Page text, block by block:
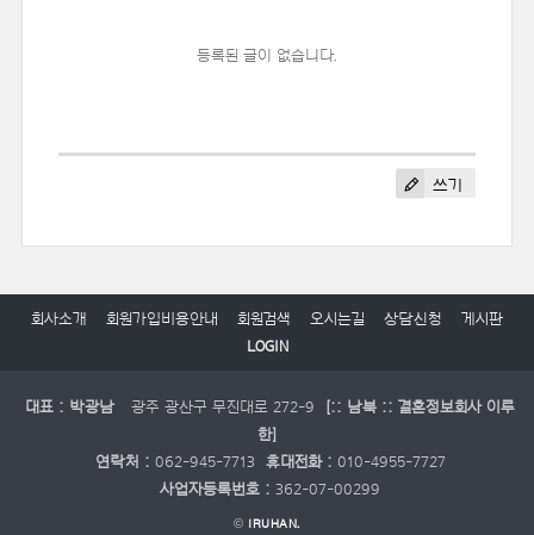
등록된 글이 없습니다.
쓰기
회사소개 회원가입비용안내 회원검색 오시는길 상담신청
게시판
LOGIN
대표 : 박광남 광주 광산구 무진대로 272-9
[:: 남북 :: 결혼정보회사 이루
한]
연락처 : 062-945-7713 휴대전화 : 010-4955-7727
사업자등록번호 : 362-07-00299
© IRUHAN.